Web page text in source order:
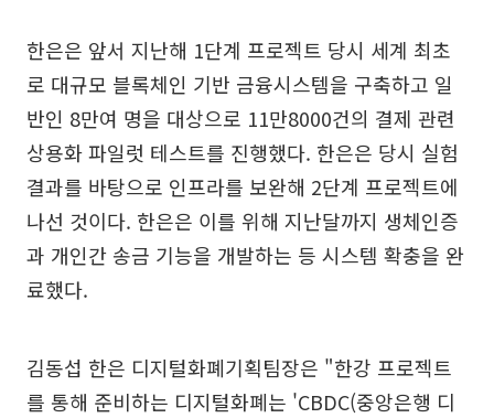
한은은 앞서 지난해 1단계 프로젝트 당시 세계 최초
로 대규모 블록체인 기반 금융시스템을 구축하고 일
반인 8만여 명을 대상으로 11만8000건의 결제 관련
상용화 파일럿 테스트를 진행했다. 한은은 당시 실험
결과를 바탕으로 인프라를 보완해 2단계 프로젝트에
나선 것이다. 한은은 이를 위해 지난달까지 생체인증
과 개인간 송금 기능을 개발하는 등 시스템 확충을 완
료했다.
김동섭 한은 디지털화폐기획팀장은 "한강 프로젝트
를 통해 준비하는 디지털화폐는 'CBDC(중앙은행 디